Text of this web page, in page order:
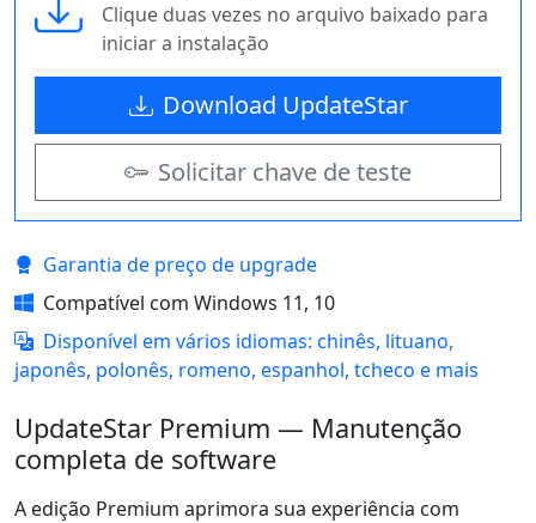
Clique duas vezes no arquivo baixado para
iniciar a instalação
Download UpdateStar
Solicitar chave de teste
Garantia de preço de upgrade
Compatível com Windows 11, 10
Disponível em vários idiomas: chinês, lituano,
japonês, polonês, romeno, espanhol, tcheco e mais
UpdateStar Premium — Manutenção
completa de software
A edição Premium aprimora sua experiência com